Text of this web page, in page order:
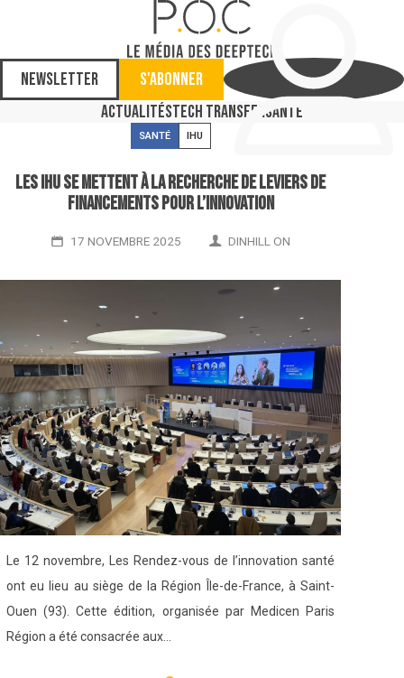
Newsletter
S'abonner
ActualitésTech TransferSanté
SANTÉ IHU
Les IHU se mettent à la recherche de leviers de
financements pour l’innovation
17 NOVEMBRE 2025 DINHILL ON
Le 12 novembre, Les Rendez-vous de l’innovation santé
ont eu lieu au siège de la Région Île-de-France, à Saint-
Ouen (93). Cette édition, organisée par Medicen Paris
Région a été consacrée aux…